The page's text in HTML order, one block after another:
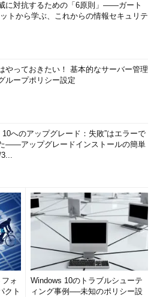
に対抗するための「6原則」――ガート
トから学ぶ、これからの情報セキュリテ
やっておきたい！ 基本的なサーバー管理
ループポリシー設定
10へのアップグレード：失敗”はエラーで
――アップグレードインストールの簡単
ォ
クト
Windows 10のトラブルシューテ
ィング事例──未知のポリシー設